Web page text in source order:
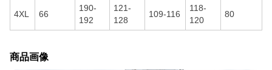
4XL 66
190-
192
121-
128
109-116
118-
120
80
商品画像